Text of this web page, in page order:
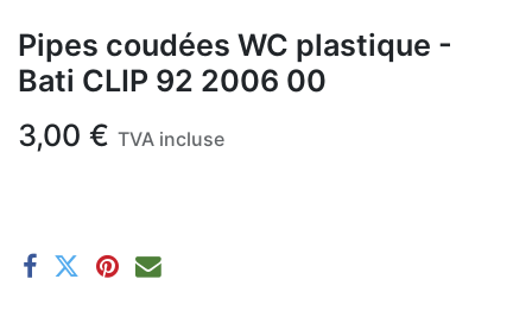
Pipes coudées WC plastique -
Bati CLIP 92 2006 00
3,00 € TVA incluse